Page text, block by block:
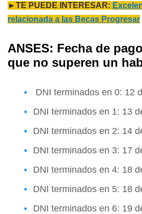
►TE PUEDE INTERESAR:
relacionada a las Becas Progresar
ANSES: Fecha de
que no superen un
DNI terminados en 0: 12
DNI terminados en 1: 13
DNI terminados en 2: 14
DNI terminados en 3: 17
DNI terminados en 4: 18
DNI terminados en 5: 18
DNI terminados en 6: 19